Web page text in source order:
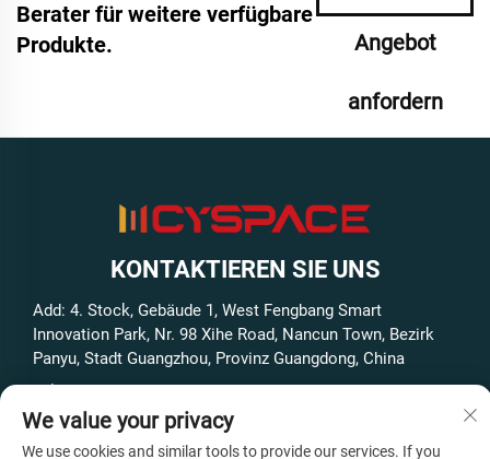
Berater für weitere verfügbare
Produkte.
Angebot
anfordern
KONTAKTIEREN SIE UNS
Add: 4. Stock, Gebäude 1, West Fengbang Smart
Innovation Park, Nr. 98 Xihe Road, Nancun Town, Bezirk
Panyu, Stadt Guangzhou, Provinz Guangdong, China
Tel.:+86-13316062192
E-Mail:[email protected]
We value your privacy
We use cookies and similar tools to provide our services. If you